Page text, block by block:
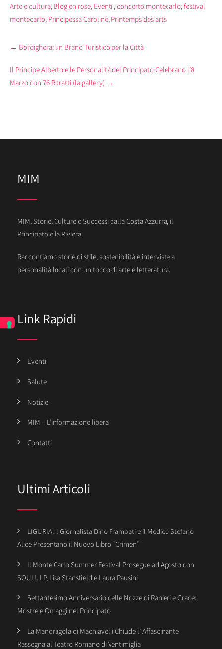
gli Ospiti della Prima
Settimana l’Orchestra
Filarmonica di
Programma)
2023, sotto la
Presidenza della
Principessa Caroline di
programma).
Arte e cultura, Blog en rose, Eventi ,concerto montecarlo,festival
montecarlo, Principessa Caroline, Printemps des arts
Post
← Bordighera: un Brand Turistico per la Città
Il Principe Alberto e le Personalità del Principato Celebrano l’8
Marzo con 76 Ritratti (la gallery) →
MIM
MIM, Storie, Culture e Successi dalla Costa Azzurra, il
Principato e la Riviera.
Raccontiamo storie di stile, sostenibilità e interviste a
personalità locali con un tocco di arte e letteratura.
Link Rapidi
Eventi
Salute
Notizie
MIM – L’informazione libera
Contatti
Ultimi Articoli
LIGURIA: il Giornalista Dino Frambati e il Medico Stefano
Alice Presentano il Nuovo Libro “Crimen”
Il Monte Carlo Summer Festival Prosegue ad Agosto con
SOUL!, LP, Lisa Stansfield e Laura Pausini
Settantesimo Anniversario delle Nozze di Ranieri e Grace:
Mostre e Omaggi nel Principato
La Mandragola di Machiavelli Chiude l’ Affascinante
Rassegna al Teatro Romano di Ventimiglia